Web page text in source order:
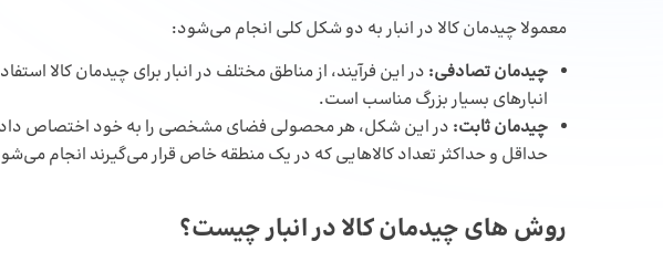
معمولا چیدمان کالا در انبار به دو شکل کلی انجام می‌شود:
چیدمان تصادفی: در این فرآیند، از مناطق مختلف در انبار برای چیدمان کالا
انبارهای بسیار بزرگ مناسب است.
چیدمان ثابت: در این شکل، هر محصولی فضای مشخصی را به خود اختصاص داده
حداقل و حداکثر تعداد کالاهایی که در یک منطقه خاص قرار می‌گیرند انجام
روش های چیدمان کالا در انبار چیست؟